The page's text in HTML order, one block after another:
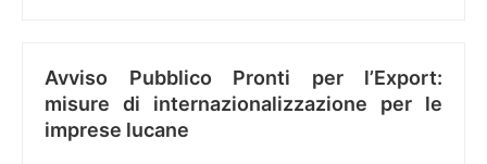
Avviso Pubblico Pronti per l’Export:
misure di internazionalizzazione per le
imprese lucane